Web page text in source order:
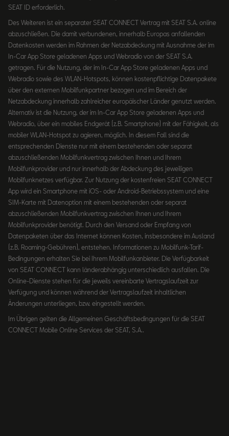
SEAT ID erforderlich.
Des Weiteren ist ein separater SEAT CONNECT Vertrag mit SEAT S.A. online
abzuschließen. Die damit verbundenen, innerhalb Europas anfallenden
Datenkosten werden im Rahmen der Netzabdeckung mit Ausnahme der im
In-Car App Store geladenen Apps und Webradio von der SEAT S.A.
getragen. Für die Nutzung, der im In-Car App Store geladenen Apps und
Webradio sowie des WLAN-Hotspots, können kostenpflichtige Datenpakete
über den externen Mobilfunkpartner bezogen und im Bereich der
Netzabdeckung innerhalb zahlreicher europäischer Länder genutzt werden.
Alternativ ist die Nutzung, der im In-Car App Store geladenen Apps und
Webradio, über ein mobiles Endgerät (z.B. Smartphone) mit der Fähigkeit, als
mobiler WLAN-Hotspot zu agieren, möglich. In diesem Fall sind die
entsprechenden Dienste nur mit einem bestehenden oder separat
abzuschließenden Mobilfunkvertrag zwischen Ihnen und Ihrem
Mobilfunkprovider und nur innerhalb der Abdeckung des jeweiligen
Mobilfunknetzes verfügbar. Zur Nutzung der kostenfreien SEAT CONNECT
App wird ein Smartphone mit iOS- oder Android-Betriebssystem und eine
SIM-Karte mit Datenoption mit einem bestehenden oder separat
abzuschließenden Mobilfunkvertrag zwischen Ihnen und Ihrem
Mobilfunkprovider benötigt. Durch den Versand oder Empfang von
Datenpaketen über das Internet können Kosten, insbesondere im Ausland
(z.B. Roaming-Gebühren), entstehen. Informationen zu Mobilfunk-Tarif-
Bedingungen erhalten Sie bei Ihrem Mobilfunkanbieter. Die Verfügbarkeit
von SEAT CONNECT kann länderabhängig unterschiedlich ausfallen. Die
Online-Dienste stehen für die jeweils vereinbarte Vertragslaufzeit zur
Verfügung und können während der Vertragslaufzeit inhaltlichen
Änderungen unterliegen, bzw. eingestellt werden.
Im Übrigen gelten die Allgemeinen Geschäftsbedingungen für die SEAT
CONNECT Mobile Online Services der SEAT, S.A..